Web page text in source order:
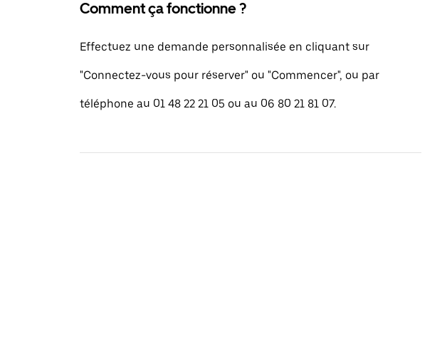
Comment ça fonctionne ?
Effectuez une demande personnalisée en cliquant sur
"Connectez-vous pour réserver" ou "Commencer", ou par
téléphone au 01 48 22 21 05 ou au 06 80 21 81 07.